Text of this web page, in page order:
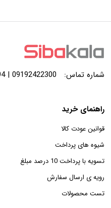
شماره تماس: 09192422300 | 04191010194
راهنمای خرید
قوانین عودت کالا
شیوه های پرداخت
تسویه با پرداخت 10 درصد مبلغ
رویه ی ارسال سفارش
تست محصولات